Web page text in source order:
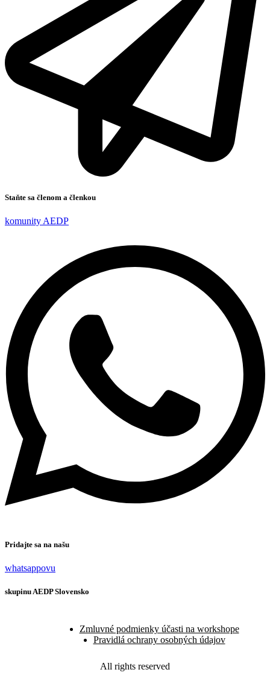
Staňte sa členom a členkou
komunity AEDP
Pridajte sa na našu
whatsappovu
skupinu AEDP Slovensko
Zmluvné podmienky účasti na workshope
Pravidlá ochrany osobných údajov
All rights reserved